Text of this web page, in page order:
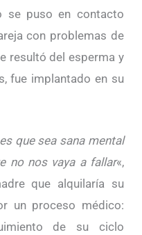
se puso en contacto
con problemas de
resultó del esperma y
fue implantado en su
que sea sana mental
no nos vaya a fallar«,
que alquilaría su
un proceso médico:
de su ciclo